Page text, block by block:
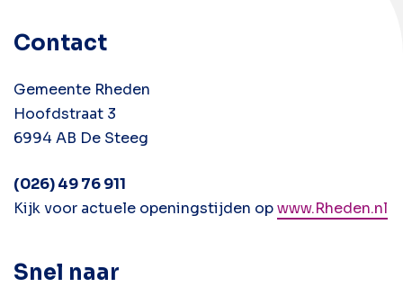
Contact
Gemeente Rheden
Hoofdstraat 3
6994 AB De Steeg
(026) 49 76 911
Kijk voor actuele openingstijden opwww.Rheden.nl
Snel naar